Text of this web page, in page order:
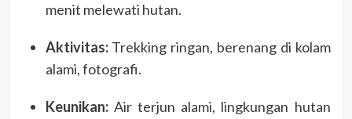
menit melewati hutan.
Aktivitas:Trekking ringan, berenang di kolam
alami, fotografi.
Keunikan:Air terjun alami, lingkungan hutan